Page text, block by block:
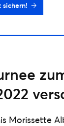
sichern!
Morissette